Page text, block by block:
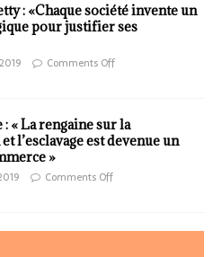
: «Chaque société invente un
pour justifier ses
Comments Off
« La rengaine sur la
l’esclavage est devenue un
»
Comments Off